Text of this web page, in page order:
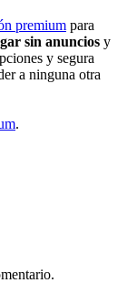
premium para
sin anuncios y
y segura
a ninguna otra
.